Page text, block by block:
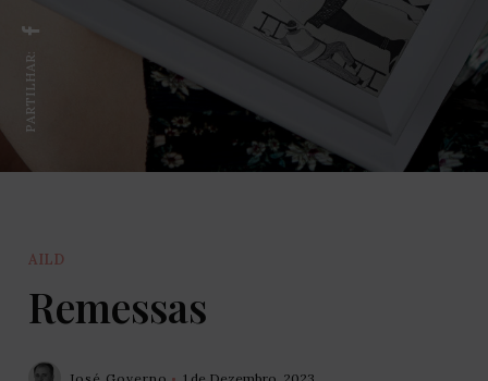
PARTILHAR:
AILD
Remessas